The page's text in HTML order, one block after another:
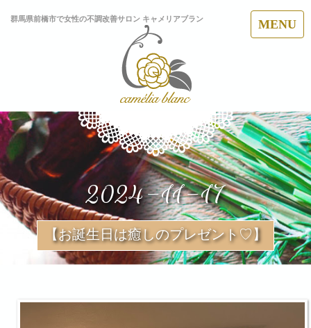
群馬県前橋市で女性の不調改善サロン キャメリアブラン MENU
2024-11-17
【お誕生日は癒しのプレゼント♡】